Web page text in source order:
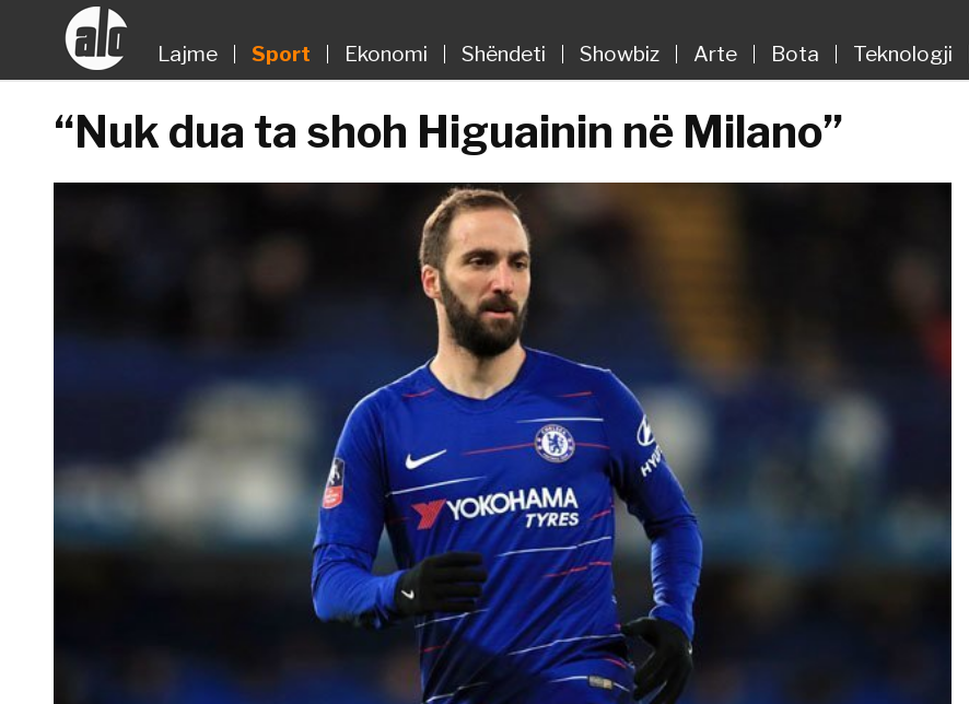
Lajme Sport Ekonomi Shëndeti Showbiz Arte Bota Teknologji
“Nuk dua ta shoh Higuainin në Milano”